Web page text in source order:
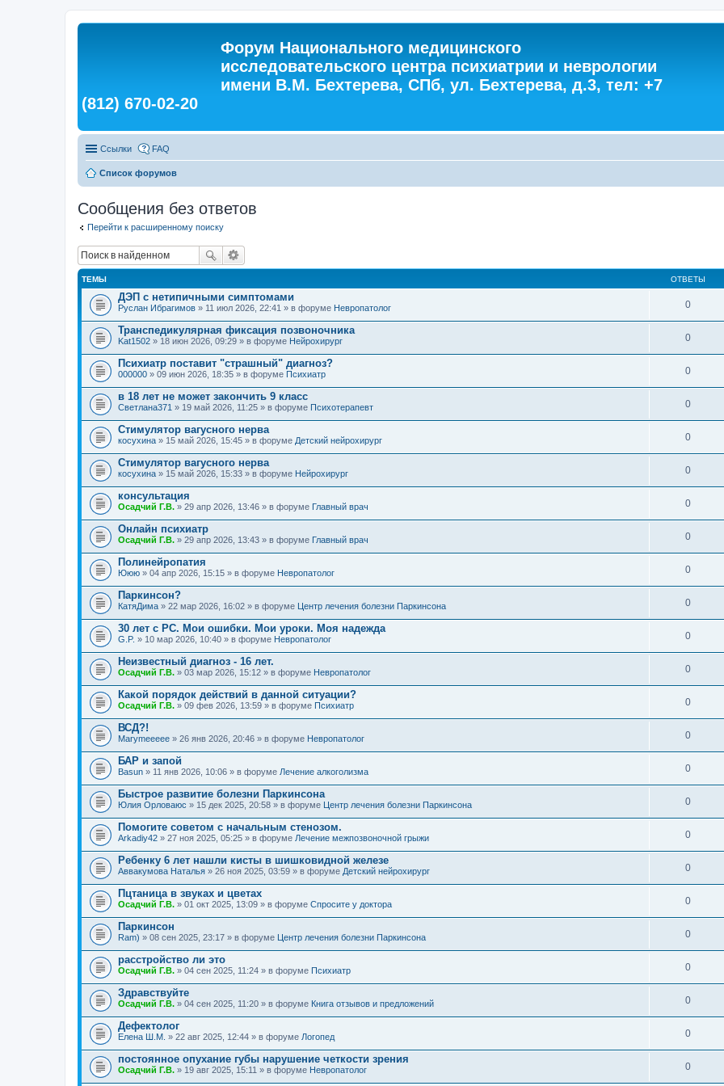
Форум Национального медицинского
исследовательского центра психиатрии и неврологии
имени В.М. Бехтерева, СПб, ул. Бехтерева, д.3, тел: +7
(812) 670-02-20
Ссылки FAQ
Список форумов
Сообщения без ответов
Перейти к расширенному поиску
ТЕМЫ ОТВЕТЫ
ДЭП с нетипичными симптомами
Руслан Ибрагимов » 11 июл 2026, 22:41 » в форуме Невропатолог 0
Транспедикулярная фиксация позвоночника
Kat1502 » 18 июн 2026, 09:29 » в форуме Нейрохирург 0
Психиатр поставит "страшный" диагноз?
000000 » 09 июн 2026, 18:35 » в форуме Психиатр 0
в 18 лет не может закончить 9 класс
Светлана371 » 19 май 2026, 11:25 » в форуме Психотерапевт 0
Стимулятор вагусного нерва
косухина » 15 май 2026, 15:45 » в форуме Детский нейрохирург 0
Стимулятор вагусного нерва
косухина » 15 май 2026, 15:33 » в форуме Нейрохирург 0
консультация
Осадчий Г.В. » 29 апр 2026, 13:46 » в форуме Главный врач 0
Онлайн психиатр
Осадчий Г.В. » 29 апр 2026, 13:43 » в форуме Главный врач 0
Полинейропатия
Ююю » 04 апр 2026, 15:15 » в форуме Невропатолог 0
Паркинсон?
КатяДима » 22 мар 2026, 16:02 » в форуме Центр лечения болезни Паркинсона 0
30 лет с РС. Мои ошибки. Мои уроки. Моя надежда
G.P. » 10 мар 2026, 10:40 » в форуме Невропатолог 0
Неизвестный диагноз - 16 лет.
Осадчий Г.В. » 03 мар 2026, 15:12 » в форуме Невропатолог 0
Какой порядок действий в данной ситуации?
Осадчий Г.В. » 09 фев 2026, 13:59 » в форуме Психиатр 0
ВСД?!
Marymeeeee » 26 янв 2026, 20:46 » в форуме Невропатолог 0
БАР и запой
Basun » 11 янв 2026, 10:06 » в форуме Лечение алкоголизма 0
Быстрое развитие болезни Паркинсона
Юлия Орловаюс » 15 дек 2025, 20:58 » в форуме Центр лечения болезни Паркинсона 0
Помогите советом с начальным стенозом.
Arkadiy42 » 27 ноя 2025, 05:25 » в форуме Лечение межпозвоночной грыжи 0
Ребенку 6 лет нашли кисты в шишковидной железе
Аввакумова Наталья » 26 ноя 2025, 03:59 » в форуме Детский нейрохирург 0
Пцтаница в звуках и цветах
Осадчий Г.В. » 01 окт 2025, 13:09 » в форуме Спросите у доктора 0
Паркинсон
Ram) » 08 сен 2025, 23:17 » в форуме Центр лечения болезни Паркинсона 0
расстройство ли это
Осадчий Г.В. » 04 сен 2025, 11:24 » в форуме Психиатр 0
Здравствуйте
Осадчий Г.В. » 04 сен 2025, 11:20 » в форуме Книга отзывов и предложений 0
Дефектолог
Елена Ш.М. » 22 авг 2025, 12:44 » в форуме Логопед 0
постоянное опухание губы нарушение четкости зрения
Осадчий Г.В. » 19 авг 2025, 15:11 » в форуме Невропатолог 0